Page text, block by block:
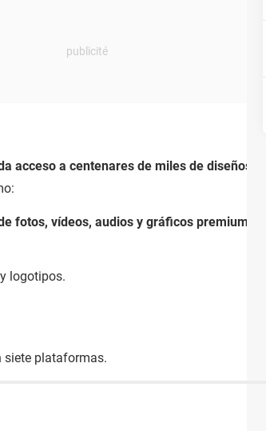
acceso a centenares de miles de diseños y
fotos, vídeos, audios y gráficos premium
logotipos.
siete plataformas.